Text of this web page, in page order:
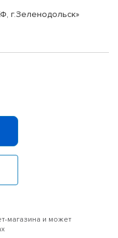
г.Зеленодольск»
магазина и может